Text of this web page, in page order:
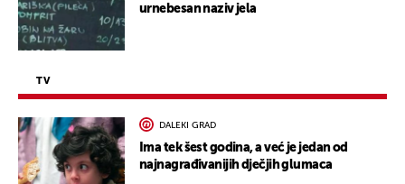
urnebesan naziv jela
TV
DALEKI GRAD
Ima tek šest godina, a već je jedan od
najnagrađivanijih dječjih glumaca